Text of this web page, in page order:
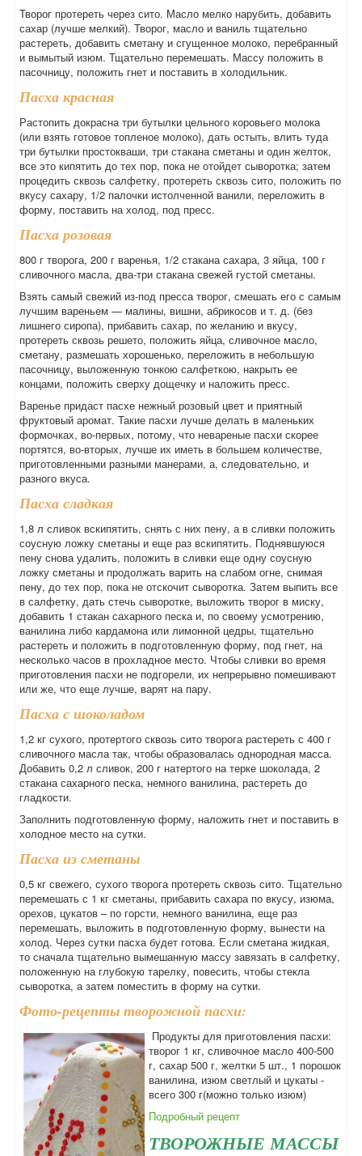
Творог протереть через сито. Масло мелко нарубить, добавить
сахар (лучше мелкий). Творог, масло и ваниль тщательно
растереть, добавить сметану и сгущенное молоко, перебранный
и вымытый изюм. Тщательно перемешать. Массу положить в
пасочницу, положить гнет и поставить в холодильник.
Пасха красная
Растопить докрасна три бутылки цельного коровьего молока
(или взять готовое топленое молоко), дать остыть, влить туда
три бутылки простокваши, три стакана сметаны и один желток,
все это кипятить до тех пор, пока не отойдет сыворотка; затем
процедить сквозь салфетку, протереть сквозь сито, положить по
вкусу сахару, 1/2 палочки истолченной ванили, переложить в
форму, поставить на холод, под пресс.
Пасха розовая
800 г творога, 200 г варенья, 1/2 стакана сахара, 3 яйца, 100 г
сливочного масла, два-три стакана свежей густой сметаны.
Взять самый свежий из-под пресса творог, смешать его с самым
лучшим вареньем — малины, вишни, абрикосов и т. д. (без
лишнего сиропа), прибавить сахар, по желанию и вкусу,
протереть сквозь решето, положить яйца, сливочное масло,
сметану, размешать хорошенько, переложить в небольшую
пасочницу, выложенную тонкою салфеткою, накрыть ее
концами, положить сверху дощечку и наложить пресс.
Варенье придаст пасхе нежный розовый цвет и приятный
фруктовый аромат. Такие пасхи лучше делать в маленьких
формочках, во-первых, потому, что невареные пасхи скорее
портятся, во-вторых, лучше их иметь в большем количестве,
приготовленными разными манерами, а, следовательно, и
разного вкуса.
Пасха сладкая
1,8 л сливок вскипятить, снять с них пену, а в сливки положить
соусную ложку сметаны и еще раз вскипятить. Поднявшуюся
пену снова удалить, положить в сливки еще одну соусную
ложку сметаны и продолжать варить на слабом огне, снимая
пену, до тех пор, пока не отскочит сыворотка. Затем выпить все
в салфетку, дать стечь сыворотке, выложить творог в миску,
добавить 1 стакан сахарного песка и, по своему усмотрению,
ванилина либо кардамона или лимонной цедры, тщательно
растереть и положить в подготовленную форму, под гнет, на
несколько часов в прохладное место. Чтобы сливки во время
приготовления пасхи не подгорели, их непрерывно помешивают
или же, что еще лучше, варят на пару.
Пасха с шоколадом
1,2 кг сухого, протертого сквозь сито творога растереть с 400 г
сливочного масла так, чтобы образовалась однородная масса.
Добавить 0,2 л сливок, 200 г натертого на терке шоколада, 2
стакана сахарного песка, немного ванилина, растереть до
гладкости.
Заполнить подготовленную форму, наложить гнет и поставить в
холодное место на сутки.
Пасха из сметаны
0,5 кг свежего, сухого творога протереть сквозь сито. Тщательно
перемешать с 1 кг сметаны, прибавить сахара по вкусу, изюма,
орехов, цукатов – по горсти, немного ванилина, еще раз
перемешать, выложить в подготовленную форму, вынести на
холод. Через сутки пасха будет готова. Если сметана жидкая,
то сначала тщательно вымешанную массу завязать в салфетку,
положенную на глубокую тарелку, повесить, чтобы стекла
сыворотка, а затем поместить в форму на сутки.
Фото-рецепты творожной пасхи:
Продукты для приготовления пасхи:
творог 1 кг, сливочное масло 400-500
г, сахар 500 г, желтки 5 шт., 1 порошок
ванилина, изюм светлый и цукаты -
всего 300 г(можно только изюм)
Подробный рецепт
ТВОРОЖНЫЕ МАССЫ